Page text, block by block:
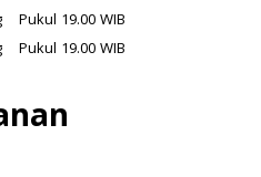
Pukul 19.00 WIB
Pukul 19.00 WIB